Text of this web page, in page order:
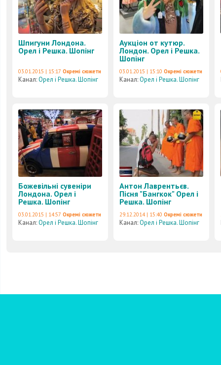
Шпигуни Лондона.
Орел і Решка. Шопінг
03.01.2015 | 15:17 Окремі сюжети
Канал:Орел і Решка. Шопінг
Аукціон от кутюр.
Лондон. Орел і Решка.
Шопінг
03.01.2015 | 15:10 Окремі сюжети
Канал:Орел і Решка. Шопінг
Божевільні сувеніри
Лондона. Орел і
Решка. Шопінг
03.01.2015 | 14:57 Окремі сюжети
Канал:Орел і Решка. Шопінг
Антон Лаврентьєв.
Пісня "Бангкок" Орел і
Решка. Шопінг
29.12.2014 | 15:40 Окремі сюжети
Канал:Орел і Решка. Шопінг